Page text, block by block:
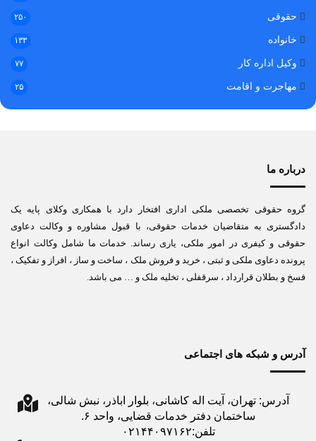
حقوقی ۲۵۰
خانواده ۱۳۳
وکیل اداره کار ۷۷
مهاجرت و اقامت ۲۵
درباره ما
گروه حقوقی تخصصی ملکی اداری افتخار دارد با همکاری وکلای پایه یک
دادگستری به متقاضیان خدمات حقوقی، با قبول مشاوره و وکالت دعاوی
حقوقی و کیفری در امور ملکی، یاری رساند. خدمات ما شامل وکالت انواع
پرونده دعاوی ملکی و ثبتی ، خرید و فروش ملک ، ساخت و ساز ، افراز و تفکیک ،
فسخ و بطلان قرارداد ، سرقفلی ، تخلیه ملک و … می باشد.
آدرس و شبکه های اجتماعی
آدرس: تهران، آیت اله کاشانی، بلوار اباذر، نبش شالی،
ساختمان دفتر خدمات قضایی، واحد ۶.
تلفن:۰۲۱۴۴۰۹۷۱۶۲